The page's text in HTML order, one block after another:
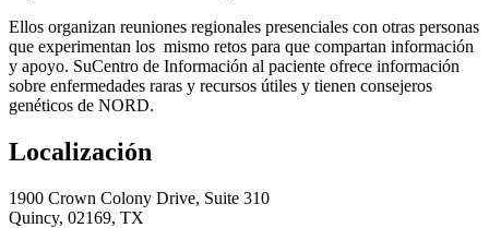
Ellos organizan reuniones regionales presenciales con otras personas
que experimentan los mismo retos para que compartan información
y apoyo. SuCentro de Información al paciente ofrece información
sobre enfermedades raras y recursos útiles y tienen consejeros
genéticos de NORD.
Localización
1900 Crown Colony Drive, Suite 310
Quincy, 02169, TX